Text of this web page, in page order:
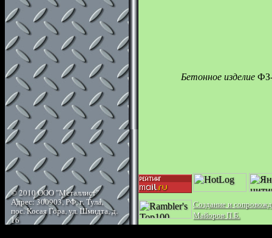
Бетонное изделие
© 2010 ООО "Металлист"
Адрес: 300903, РФ, г. Тула,
пос. Косая Гора, ул. Шмидта, д.
16
Создание и
Майоров П.Б.